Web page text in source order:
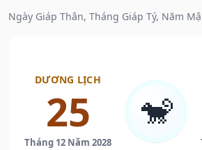
Ngày Giáp Thân, Tháng Giáp Tý, Năm
DƯƠNG LỊCH
25
Tháng 12 Năm 2028
🐒